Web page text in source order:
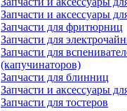
Запчасти и аксессуары
Запчасти для фритюрниц
Запчасти для
Запчасти для
(капучинаторов)
Запчасти для блинниц
Запчасти и аксессуары
Запчасти для тостеров